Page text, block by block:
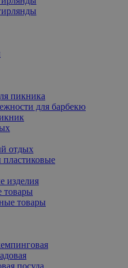
пикника
для барбекю
отдых
изделия
товары
посуда